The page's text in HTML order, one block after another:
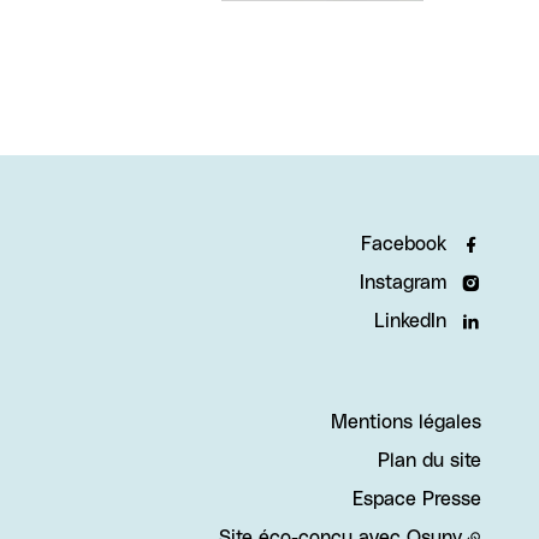
Facebook
Instagram
LinkedIn
Mentions légales
Plan du site
Espace Presse